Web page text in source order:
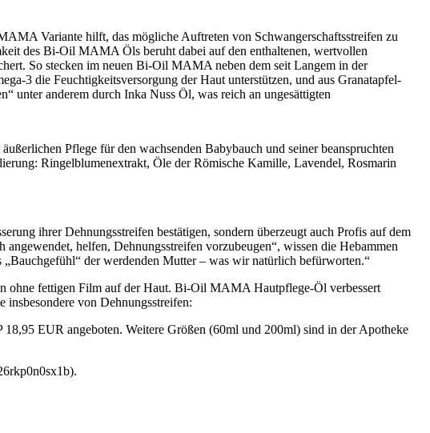
Variante hilft, das mögliche Auftreten von Schwangerschaftsstreifen zu
des Bi-Oil MAMA Öls beruht dabei auf den enthaltenen, wertvollen
So stecken im neuen Bi-Oil MAMA neben dem seit Langem in der
3 die Feuchtigkeitsversorgung der Haut unterstützen, und aus Granatapfel-
unter anderem durch Inka Nuss Öl, was reich an ungesättigten
Pflege für den wachsenden Babybauch und seiner beanspruchten
Ringelblumenextrakt, Öle der Römische Kamille, Lavendel, Rosmarin
ihrer Dehnungsstreifen bestätigen, sondern überzeugt auch Profis auf dem
helfen, Dehnungsstreifen vorzubeugen“, wissen die Hebammen
der werdenden Mutter – was wir natürlich befürworten.“
ohne fettigen Film auf der Haut. Bi-Oil MAMA Hautpflege-Öl verbessert
von Dehnungsstreifen:
EUR angeboten. Weitere Größen (60ml und 200ml) sind in der Apotheke